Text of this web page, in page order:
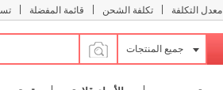
قائمة المفضلة تكلفة الشحن معدل التكلفة
جميع المنتجات